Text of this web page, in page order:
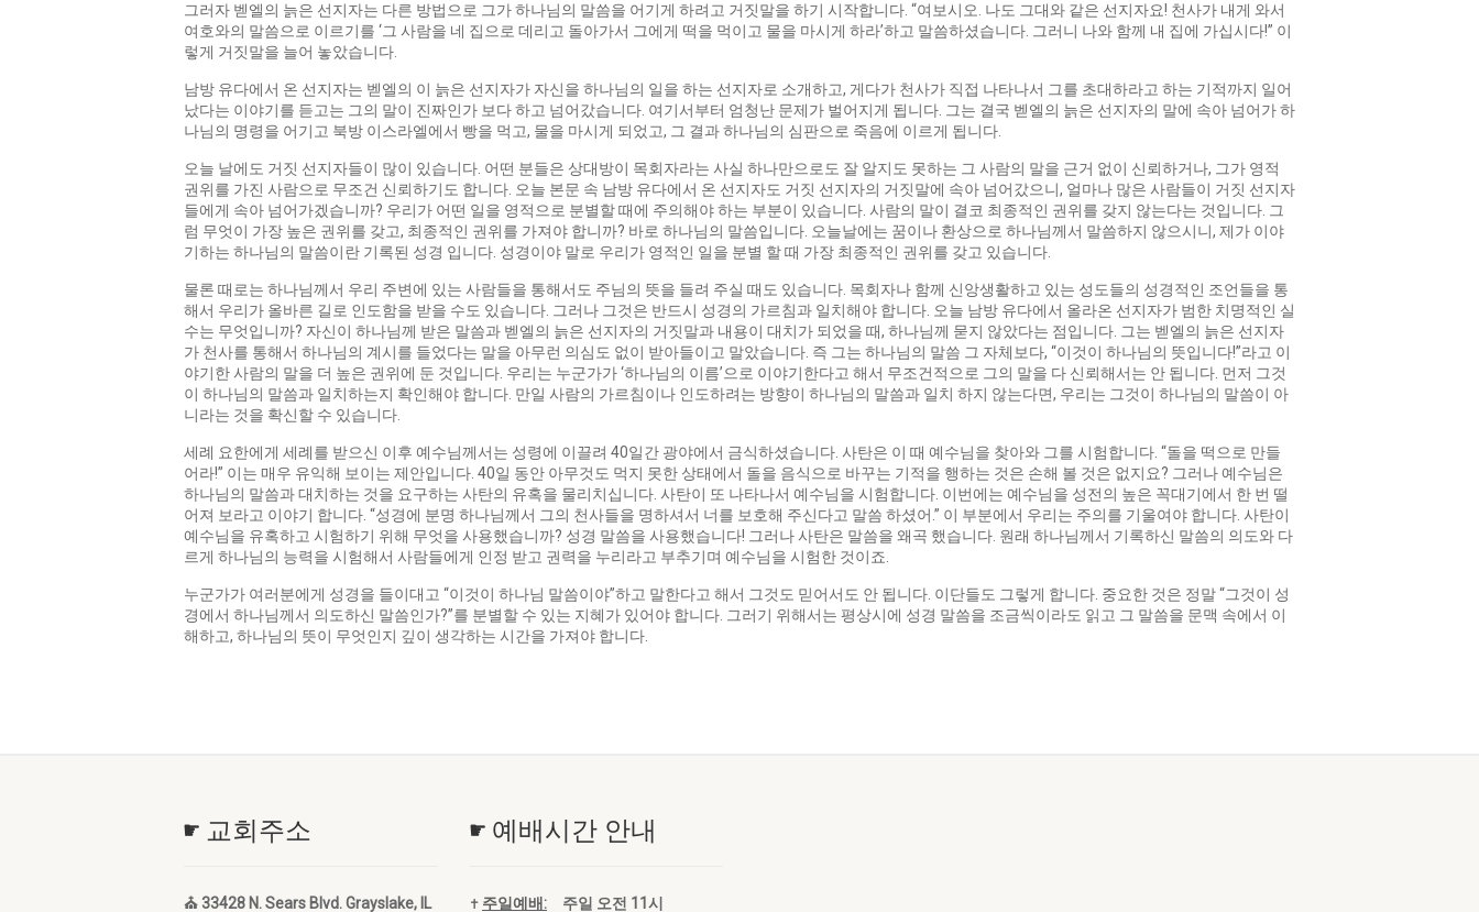
그러자 벧엘의 늙은 선지자는 다른 방법으로 그가 하나님의 말씀을 어기게 하려고 거짓말을 하기 시작합니다. “여보시오. 나도 그대와 같은 선지자요! 천사가 내게 와서
여호와의 말씀으로 이르기를 ‘그 사람을 네 집으로 데리고 돌아가서 그에게 떡을 먹이고 물을 마시게 하라’하고 말씀하셨습니다. 그러니 나와 함께 내 집에 가십시다!” 이
렇게 거짓말을 늘어 놓았습니다.
남방 유다에서 온 선지자는 벧엘의 이 늙은 선지자가 자신을 하나님의 일을 하는 선지자로 소개하고, 게다가 천사가 직접 나타나서 그를 초대하라고 하는 기적까지 일어
났다는 이야기를 듣고는 그의 말이 진짜인가 보다 하고 넘어갔습니다. 여기서부터 엄청난 문제가 벌어지게 됩니다. 그는 결국 벧엘의 늙은 선지자의 말에 속아 넘어가 하
나님의 명령을 어기고 북방 이스라엘에서 빵을 먹고, 물을 마시게 되었고, 그 결과 하나님의 심판으로 죽음에 이르게 됩니다.
오늘 날에도 거짓 선지자들이 많이 있습니다. 어떤 분들은 상대방이 목회자라는 사실 하나만으로도 잘 알지도 못하는 그 사람의 말을 근거 없이 신뢰하거나, 그가 영적
권위를 가진 사람으로 무조건 신뢰하기도 합니다. 오늘 본문 속 남방 유다에서 온 선지자도 거짓 선지자의 거짓말에 속아 넘어갔으니, 얼마나 많은 사람들이 거짓 선지자
들에게 속아 넘어가겠습니까? 우리가 어떤 일을 영적으로 분별할 때에 주의해야 하는 부분이 있습니다. 사람의 말이 결코 최종적인 권위를 갖지 않는다는 것입니다. 그
럼 무엇이 가장 높은 권위를 갖고, 최종적인 권위를 가져야 합니까? 바로 하나님의 말씀입니다. 오늘날에는 꿈이나 환상으로 하나님께서 말씀하지 않으시니, 제가 이야
기하는 하나님의 말씀이란 기록된 성경 입니다. 성경이야 말로 우리가 영적인 일을 분별 할 때 가장 최종적인 권위를 갖고 있습니다.
물론 때로는 하나님께서 우리 주변에 있는 사람들을 통해서도 주님의 뜻을 들려 주실 때도 있습니다. 목회자나 함께 신앙생활하고 있는 성도들의 성경적인 조언들을 통
해서 우리가 올바른 길로 인도함을 받을 수도 있습니다. 그러나 그것은 반드시 성경의 가르침과 일치해야 합니다. 오늘 남방 유다에서 올라온 선지자가 범한 치명적인 실
수는 무엇입니까? 자신이 하나님께 받은 말씀과 벧엘의 늙은 선지자의 거짓말과 내용이 대치가 되었을 때, 하나님께 묻지 않았다는 점입니다. 그는 벧엘의 늙은 선지자
가 천사를 통해서 하나님의 계시를 들었다는 말을 아무런 의심도 없이 받아들이고 말았습니다. 즉 그는 하나님의 말씀 그 자체보다, “이것이 하나님의 뜻입니다!”라고 이
야기한 사람의 말을 더 높은 권위에 둔 것입니다. 우리는 누군가가 ‘하나님의 이름’으로 이야기한다고 해서 무조건적으로 그의 말을 다 신뢰해서는 안 됩니다. 먼저 그것
이 하나님의 말씀과 일치하는지 확인해야 합니다. 만일 사람의 가르침이나 인도하려는 방향이 하나님의 말씀과 일치 하지 않는다면, 우리는 그것이 하나님의 말씀이 아
니라는 것을 확신할 수 있습니다.
세례 요한에게 세례를 받으신 이후 예수님께서는 성령에 이끌려 40일간 광야에서 금식하셨습니다. 사탄은 이 때 예수님을 찾아와 그를 시험합니다. “돌을 떡으로 만들
어라!” 이는 매우 유익해 보이는 제안입니다. 40일 동안 아무것도 먹지 못한 상태에서 돌을 음식으로 바꾸는 기적을 행하는 것은 손해 볼 것은 없지요? 그러나 예수님은
하나님의 말씀과 대치하는 것을 요구하는 사탄의 유혹을 물리치십니다. 사탄이 또 나타나서 예수님을 시험합니다. 이번에는 예수님을 성전의 높은 꼭대기에서 한 번 떨
어져 보라고 이야기 합니다. “성경에 분명 하나님께서 그의 천사들을 명하셔서 너를 보호해 주신다고 말씀 하셨어.” 이 부분에서 우리는 주의를 기울여야 합니다. 사탄이
예수님을 유혹하고 시험하기 위해 무엇을 사용했습니까? 성경 말씀을 사용했습니다! 그러나 사탄은 말씀을 왜곡 했습니다. 원래 하나님께서 기록하신 말씀의 의도와 다
르게 하나님의 능력을 시험해서 사람들에게 인정 받고 권력을 누리라고 부추기며 예수님을 시험한 것이죠.
누군가가 여러분에게 성경을 들이대고 “이것이 하나님 말씀이야”하고 말한다고 해서 그것도 믿어서도 안 됩니다. 이단들도 그렇게 합니다. 중요한 것은 정말 “그것이 성
경에서 하나님께서 의도하신 말씀인가?”를 분별할 수 있는 지혜가 있어야 합니다. 그러기 위해서는 평상시에 성경 말씀을 조금씩이라도 읽고 그 말씀을 문맥 속에서 이
해하고, 하나님의 뜻이 무엇인지 깊이 생각하는 시간을 가져야 합니다.
☛ 교회주소
⛪ 33428 N. Sears Blvd. Grayslake, IL
☛ 예배시간 안내
✝ 주일예배: 주일 오전 11시